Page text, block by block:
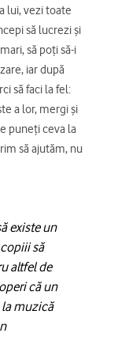
lui, vezi toate
să lucrezi și
să poți să-i
iar după
să faci la fel:
a lor, mergi și
puneți ceva la
să ajutăm, nu
existe un
să
altfel de
că un
muzică